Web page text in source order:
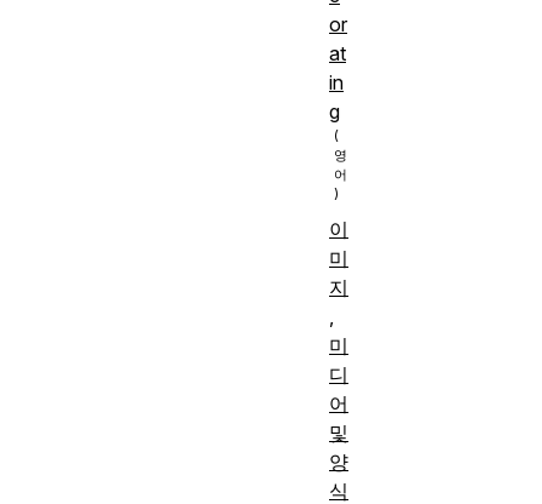
or
at
in
g
이
미
지
미
디
어
및
양
식